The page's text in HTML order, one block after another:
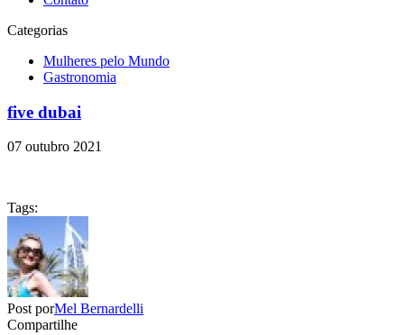
Categorias
Mulheres pelo Mundo
Gastronomia
five dubai
07 outubro 2021
Tags:
Post porMel Bernardelli
Compartilhe